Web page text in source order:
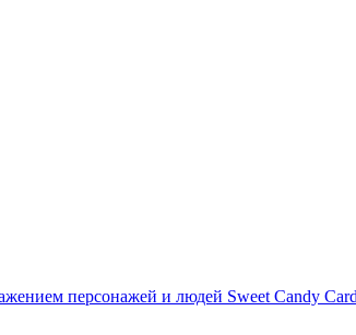
персонажей и людей Sweet Candy